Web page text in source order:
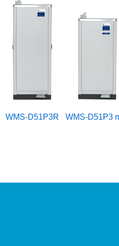
WMS-D51P3R WMS-D51P3